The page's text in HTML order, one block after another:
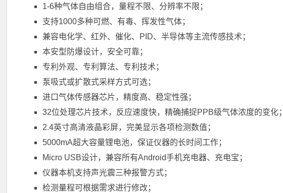
1-6种气体自由组合，量程不限、分辨率不限；
支持1000多种可燃、有毒、挥发性气体；
兼容电化学、红外、催化、PID、半导体等主流传感技术；
本安型防爆设计，安全可靠；
专利外观、专利算法、专利技术；
泵吸式或扩散式采样方式可选；
进口气体传感器芯片，精度高、稳定性强；
32位处理芯片技术，反应速度快，精确捕捉PPB级气体浓度的变化；
2.4英寸高清液晶彩屏，完美显示各项检测数值；
5000mA超大容量锂电池，保证仪器的长时间工作；
Micro USB设计，兼容所有Android手机充电器、充电宝；
仪器本机支持声光震三种报警方式；
检测量程可根据需求进行修改；